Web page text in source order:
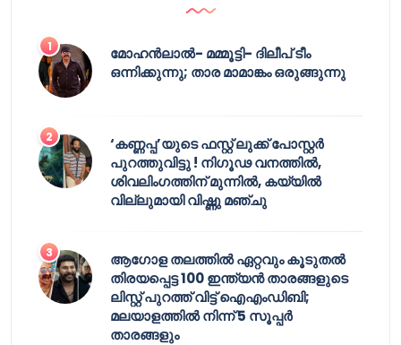
മോഹൻലാൽ- മമ്മൂട്ടി- ദിലീപ് ടീം
ഒന്നിക്കുന്നു; താര മാമാങ്കം ഒരുങ്ങുന്നു
‘കണ്ണപ്പ’യുടെ ഫസ്റ്റ് ലുക്ക് പോസ്റ്റർ
പുറത്തുവിട്ടു ! നിഗൂഢ വനത്തിൽ,
ശിവലിംഗത്തിന് മുന്നിൽ, കയ്യിൽ
വില്ലുമായി വിഷ്ണു മഞ്ചു
ആഗോള തലത്തിൽ ഏറ്റവും കൂടുതൽ
തിരയപ്പെട്ട 100 ഇന്ത്യൻ താരങ്ങളുടെ
ലിസ്റ്റ് പുറത്ത് വിട്ട് ഐഎംഡിബി;
മലയാളത്തിൽ നിന്ന് 5 സൂപ്പർ
താരങ്ങളും